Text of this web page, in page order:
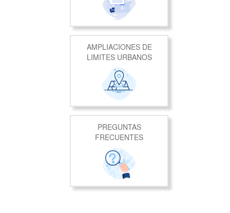
AMPLIACIONES DE
LIMITES URBANOS
PREGUNTAS
FRECUENTES